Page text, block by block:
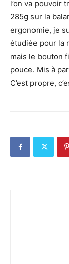
l’on va pouvoir
285g sur la
ergonomie, je
étudiée pour la
mais le bouton
pouce. Mis à
C’est propre,